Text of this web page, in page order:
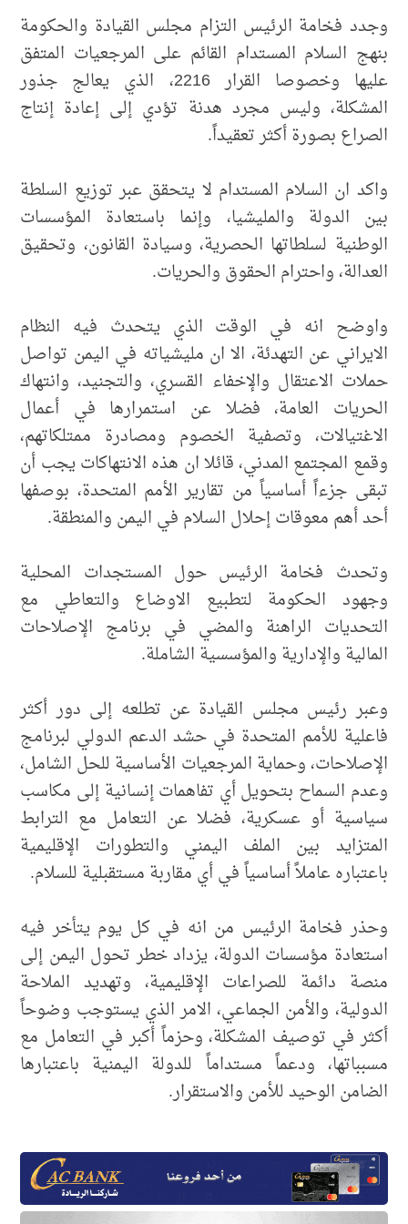
وجدد فخامة الرئيس التزام مجلس القيادة والحكومة
بنهج السلام المستدام القائم على المرجعيات المتفق
عليها وخصوصا القرار 2216، الذي يعالج جذور
المشكلة، وليس مجرد هدنة تؤدي إلى إعادة إنتاج
الصراع بصورة أكثر تعقيداً.
واكد ان السلام المستدام لا يتحقق عبر توزيع السلطة
بين الدولة والمليشيا، وإنما باستعادة المؤسسات
الوطنية لسلطاتها الحصرية، وسيادة القانون، وتحقيق
العدالة، واحترام الحقوق والحريات.
واوضح انه في الوقت الذي يتحدث فيه النظام
الايراني عن التهدئة، الا ان مليشياته في اليمن تواصل
حملات الاعتقال والإخفاء القسري، والتجنيد، وانتهاك
الحريات العامة، فضلا عن استمرارها في أعمال
الاغتيالات، وتصفية الخصوم ومصادرة ممتلكاتهم،
وقمع المجتمع المدني، قائلا ان هذه الانتهاكات يجب أن
تبقى جزءاً أساسياً من تقارير الأمم المتحدة، بوصفها
أحد أهم معوقات إحلال السلام في اليمن والمنطقة.
وتحدث فخامة الرئيس حول المستجدات المحلية
وجهود الحكومة لتطبيع الاوضاع والتعاطي مع
التحديات الراهنة والمضي في برنامج الإصلاحات
المالية والإدارية والمؤسسية الشاملة.
وعبر رئيس مجلس القيادة عن تطلعه إلى دور أكثر
فاعلية للأمم المتحدة في حشد الدعم الدولي لبرنامج
الإصلاحات، وحماية المرجعيات الأساسية للحل الشامل،
وعدم السماح بتحويل أي تفاهمات إنسانية إلى مكاسب
سياسية أو عسكرية، فضلا عن التعامل مع الترابط
المتزايد بين الملف اليمني والتطورات الإقليمية
باعتباره عاملاً أساسياً في أي مقاربة مستقبلية للسلام.
وحذر فخامة الرئيس من انه في كل يوم يتأخر فيه
استعادة مؤسسات الدولة، يزداد خطر تحول اليمن إلى
منصة دائمة للصراعات الإقليمية، وتهديد الملاحة
الدولية، والأمن الجماعي، الامر الذي يستوجب وضوحاً
أكثر في توصيف المشكلة، وحزماً أكبر في التعامل مع
مسبباتها، ودعماً مستداماً للدولة اليمنية باعتبارها
الضامن الوحيد للأمن والاستقرار.